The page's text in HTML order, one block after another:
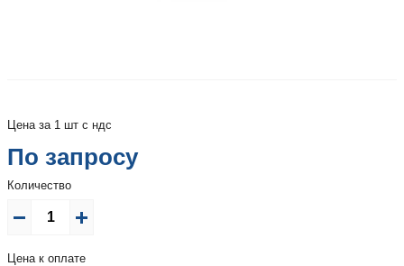
Цена за 1 шт с ндс
По запросу
Количество
Цена к оплате